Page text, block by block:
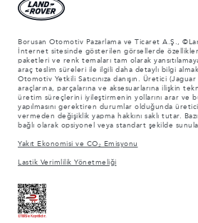
Borusan Otomotiv Pazarlama ve Ticaret A.Ş.,
İnternet sitesinde gösterilen görsellerde
paketleri ve renk temaları tam olarak
araç teslim süreleri ile ilgili daha detaylı bilgi
Otomotiv Yetkili Satıcınıza danışın. Üretici
araçlarına, parçalarına ve aksesuarlarına ilişkin
üretim süreçlerini iyileştirmenin yollarını arar ve
yapılmasını gerektiren durumlar olduğunda
vermeden değişiklik yapma hakkını saklı tutar.
bağlı olarak opsiyonel veya standart şekilde
Yakıt Ekonomisi ve CO₂ Emisyonu
Lastik Verimlilik Yönetmeliği